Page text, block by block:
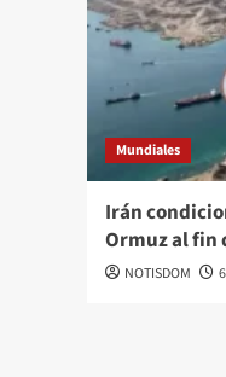
Mundiales
Irán
Ormuz al fin
NOTISDOM